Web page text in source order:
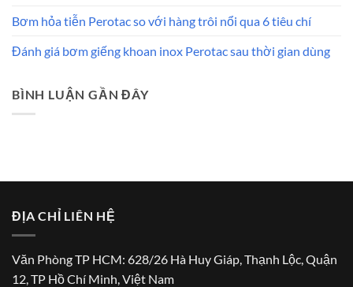
Bơm hỏa tiễn Perotac so với hàng trôi nổi qua 6 tiêu chí
Đánh giá bơm giếng khoan inox Perotac sau thời gian dùng
BÌNH LUẬN GẦN ĐÂY
ĐỊA CHỈ LIÊN HỆ
Văn Phòng TP HCM: 628/26 Hà Huy Giáp, Thạnh Lộc, Quận
12, TP Hồ Chí Minh, Việt Nam